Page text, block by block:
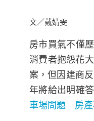
文／戴婧雯
房市買氣不僅
消費者抱怨花
案，但因建商
年將給出明確
車場問題 房產